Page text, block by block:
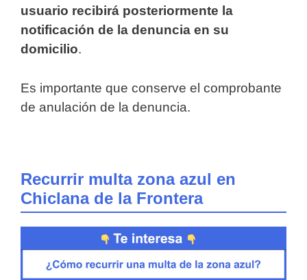
usuario recibirá posteriormente la
notificación de la denuncia en su
domicilio.
Es importante que conserve el comprobante
de anulación de la denuncia.
Recurrir multa zona azul en
Chiclana de la Frontera